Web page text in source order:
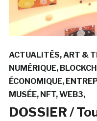
ACTUALITÉS ART &
NUMÉRIQUE
ÉCONOMIQUE
MUSÉE NFT WEB3
DOSSIER /